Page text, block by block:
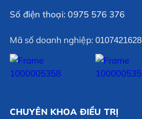
Số điện thoại: 0975 576 376
Mã số doanh nghiệp: 0107421628
CHUYÊN KHOA ĐIỀU TRỊ